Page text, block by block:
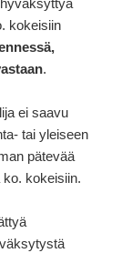
kokeisiin
.
ei saavu
tai yleiseen
pätevää
kokeisiin.